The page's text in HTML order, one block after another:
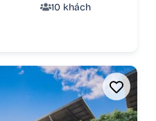
10 khách